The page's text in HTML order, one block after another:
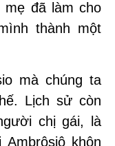
mẹ đã làm cho
thành một
mà chúng ta
Lịch sử còn
chị gái, là
khôn